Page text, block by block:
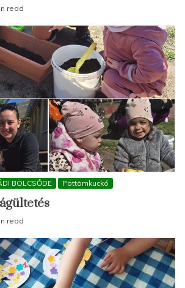
read
BÖLCSŐDE Pöttömkuckó
read